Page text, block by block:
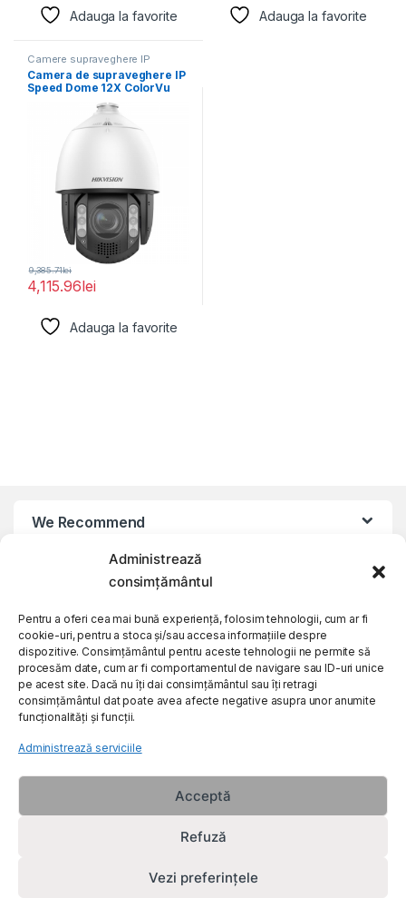
Administrează
consimțământul
Pentru a oferi cea mai bună experiență, folosim tehnologii, cum ar fi
cookie-uri, pentru a stoca și/sau accesa informațiile despre
dispozitive. Consimțământul pentru aceste tehnologii ne permite să
procesăm date, cum ar fi comportamentul de navigare sau ID-uri unice
pe acest site. Dacă nu îți dai consimțământul sau îți retragi
consimțământul dat poate avea afecte negative asupra unor anumite
funcționalități și funcții.
Administrează serviciile
Acceptă
Refuză
Vezi preferințele
Adauga la favorite Adauga la favorite
Camere supraveghere IP
Camera de supraveghere IP
Speed Dome 12X ColorVu
4MP Hikvision
4,115.96lei
9,385.71lei
Adauga la favorite
We Recommend
My Account
Customer Care
About Us